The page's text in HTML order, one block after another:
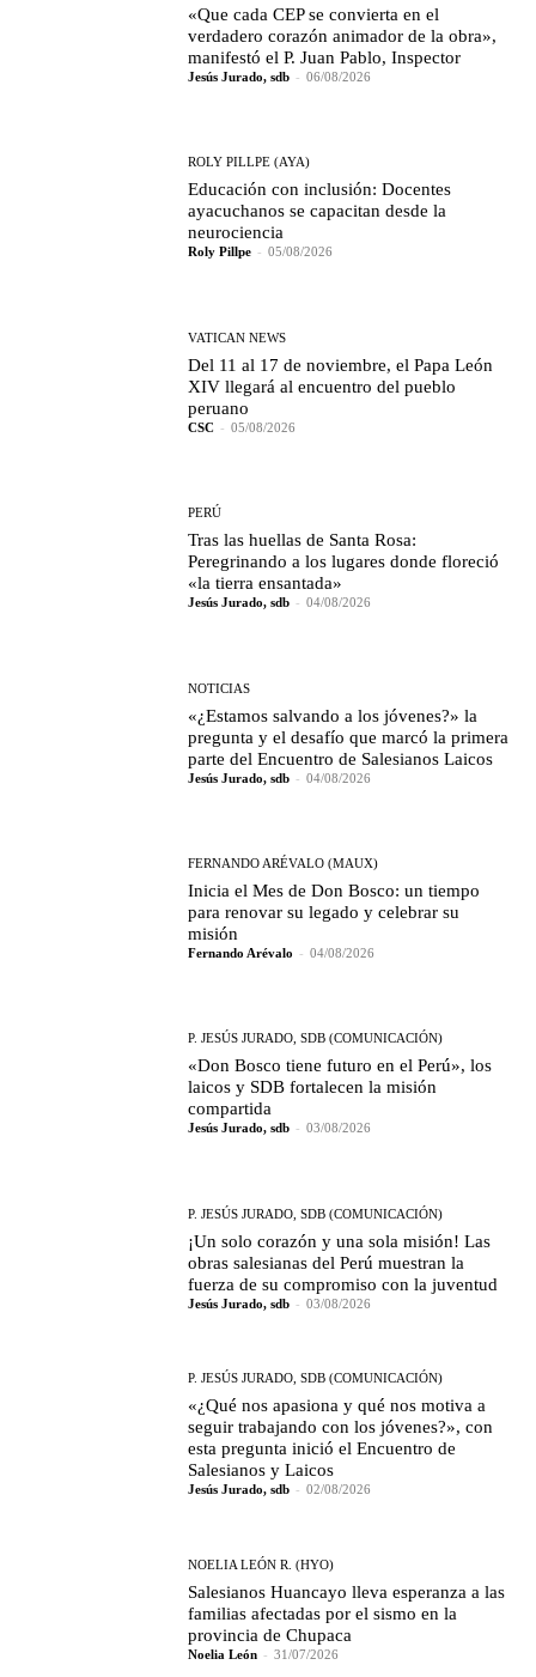
«Que cada CEP se convierta en el
verdadero corazón animador de la obra»,
manifestó el P. Juan Pablo, Inspector
Jesús Jurado, sdb - 06/08/2026
ROLY PILLPE (AYA)
Educación con inclusión: Docentes
ayacuchanos se capacitan desde la
neurociencia
Roly Pillpe - 05/08/2026
VATICAN NEWS
Del 11 al 17 de noviembre, el Papa León
XIV llegará al encuentro del pueblo
peruano
CSC - 05/08/2026
PERÚ
Tras las huellas de Santa Rosa:
Peregrinando a los lugares donde floreció
«la tierra ensantada»
Jesús Jurado, sdb - 04/08/2026
NOTICIAS
«¿Estamos salvando a los jóvenes?» la
pregunta y el desafío que marcó la primera
parte del Encuentro de Salesianos Laicos
Jesús Jurado, sdb - 04/08/2026
FERNANDO ARÉVALO (MAUX)
Inicia el Mes de Don Bosco: un tiempo
para renovar su legado y celebrar su
misión
Fernando Arévalo - 04/08/2026
P. JESÚS JURADO, SDB (COMUNICACIÓN)
«Don Bosco tiene futuro en el Perú», los
laicos y SDB fortalecen la misión
compartida
Jesús Jurado, sdb - 03/08/2026
P. JESÚS JURADO, SDB (COMUNICACIÓN)
¡Un solo corazón y una sola misión! Las
obras salesianas del Perú muestran la
fuerza de su compromiso con la juventud
Jesús Jurado, sdb - 03/08/2026
P. JESÚS JURADO, SDB (COMUNICACIÓN)
«¿Qué nos apasiona y qué nos motiva a
seguir trabajando con los jóvenes?», con
esta pregunta inició el Encuentro de
Salesianos y Laicos
Jesús Jurado, sdb - 02/08/2026
NOELIA LEÓN R. (HYO)
Salesianos Huancayo lleva esperanza a las
familias afectadas por el sismo en la
provincia de Chupaca
Noelia León - 31/07/2026